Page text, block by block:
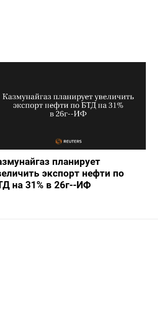
планирует
экспорт нефти по
на 31% в 26г--ИФ